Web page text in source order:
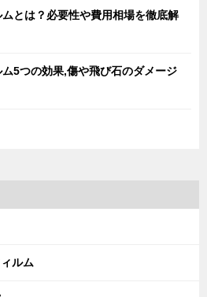
とは？必要性や費用相場を徹底解
5つの効果,傷や飛び石のダメージ
ルム